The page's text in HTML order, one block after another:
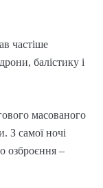
частіше
балістику і
масованого
З самої ночі
озброєння –